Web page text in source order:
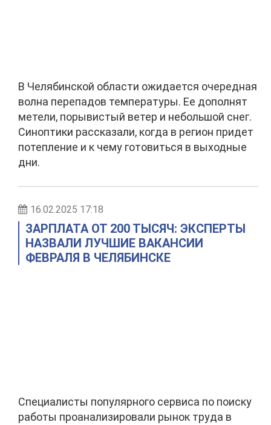
В Челябинской области ожидается очередная
волна перепадов температуры. Ее дополнят
метели, порывистый ветер и небольшой снег.
Синоптики рассказали, когда в регион придет
потепление и к чему готовиться в выходные
дни.
16.02.2025 17:18
ЗАРПЛАТА ОТ 200 ТЫСЯЧ: ЭКСПЕРТЫ
НАЗВАЛИ ЛУЧШИЕ ВАКАНСИИ
ФЕВРАЛЯ В ЧЕЛЯБИНСКЕ
Специалисты популярного сервиса по поиску
работы проанализировали рынок труда в